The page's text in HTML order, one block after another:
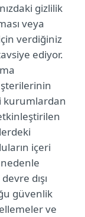
gizlilik
veya
verdiğiniz
ediyor.
kurumlardan
içeri
nedenle
dışı
güvenlik
ve